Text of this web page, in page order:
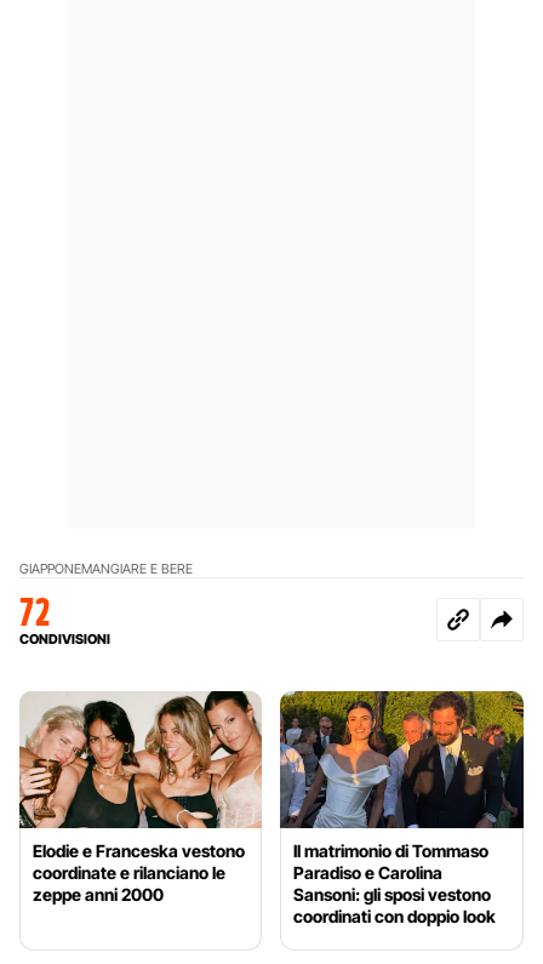
GIAPPONEMANGIARE E BERE
72
CONDIVISIONI
Elodie e Franceska vestono
coordinate e rilanciano le
zeppe anni 2000
Il matrimonio di Tommaso
Paradiso e Carolina
Sansoni: gli sposi vestono
coordinati con doppio look